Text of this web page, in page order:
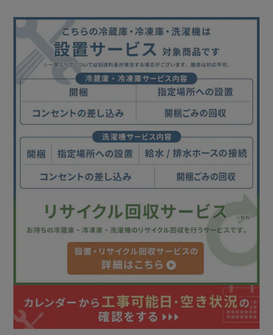
ます。）
＼高さを抑えてコンパクトに／
ドラム式洗濯乾燥機 CDK842
［洗濯容量8kg／乾燥容量4kg／台無し］
「イイかも」が詰まったドラム式で、もっと洗濯がラクにな
Point．1：ふんわり乾燥／衣類に合わせたさまざまな乾燥
コースを搭載
外気の取入れとセンサーの制御で、衣類にやさしい温風温度
で乾燥。
乾燥でシワになりやすいシャツや綿のズボンはアイロンの手
間を減らしてくれる「ふんわりシワ取りコース」におまか
せ。
＼仕上がりに合わせて選べるコース／
・標準コース／洗濯量に合わせて乾燥時間を調整、しっかり
乾かせる
・ふんわりシワ取りコース／シワを抑えながら、ふわっと仕
上げてくれる
・最短30分から乾燥／仕上げ乾燥など、ちょっとだけ乾か